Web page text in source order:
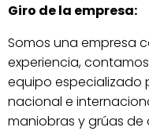
Giro de la empresa:
Somos una empresa
experiencia,
equipo especializado
nacional e
maniobras y grúas de